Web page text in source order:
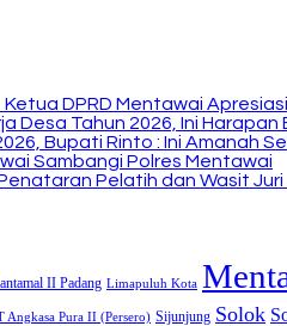
DPRD Mentawai
Desa Tahun 2026, Ini Harapan
Bupati Rinto : Ini Amanah
Sambangi Polres Mentawai
Pelatih dan Wasit Juri
II Padang Limapuluh Kota
Angkasa Pura II (Persero) Sijunjung Solok